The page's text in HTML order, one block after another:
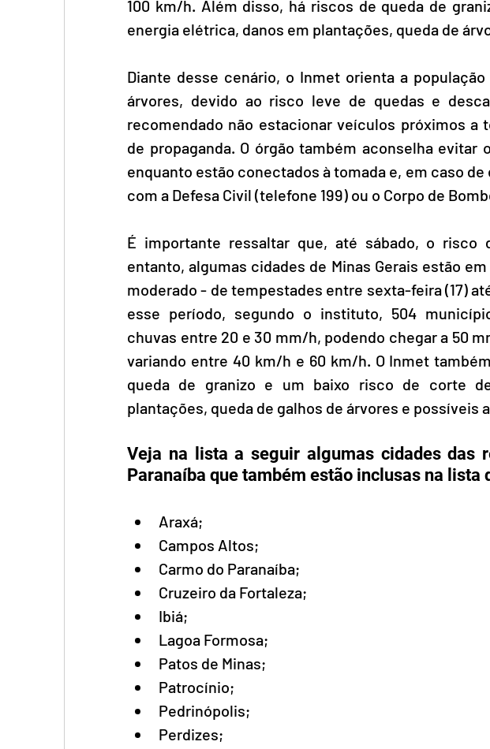
100 km/h. Além disso, há riscos de queda de
energia elétrica, danos em plantações, queda de
Diante desse cenário, o Inmet orienta a
árvores, devido ao risco leve de quedas e
recomendado não estacionar veículos próximos a
de propaganda. O órgão também aconselha evitar
enquanto estão conectados à tomada e, em caso
com a Defesa Civil (telefone 199) ou o Corpo de
É importante ressaltar que, até sábado, o risco
entanto, algumas cidades de Minas Gerais estão
moderado - de tempestades entre sexta-feira (17)
esse período, segundo o instituto, 504
chuvas entre 20 e 30 mm/h, podendo chegar a 50
variando entre 40 km/h e 60 km/h. O Inmet
queda de granizo e um baixo risco de corte
plantações, queda de galhos de árvores e possíveis
Veja na lista a seguir algumas cidades das
Paranaíba que também estão inclusas na lista
Araxá;
Campos Altos;
Carmo do Paranaíba;
Cruzeiro da Fortaleza;
Ibiá;
Lagoa Formosa;
Patos de Minas;
Patrocínio;
Pedrinópolis;
Perdizes;